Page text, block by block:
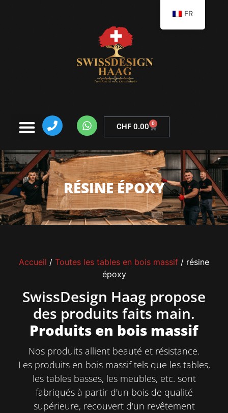
CHF0.00 0
RÉSINE ÉPOXY
Accueil / Toutes les tables en bois massif / résine
époxy
SwissDesign Haag propose
des produits faits main.
Produits en bois massif
Nos produits allient beauté et résistance.
Les produits en bois massif tels que les tables,
les tables basses, les meubles, etc. sont
fabriqués à partir d'un bois de qualité
supérieure, recouvert d'un revêtement
FR